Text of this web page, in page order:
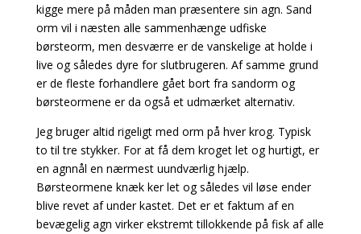
kigge mere på måden man præsentere sin agn. Sand
orm vil i næsten alle sammenhænge udfiske
børsteorm, men desværre er de vanskelige at holde i
live og således dyre for slutbrugeren. Af samme grund
er de fleste forhandlere gået bort fra sandorm og
børsteormene er da også et udmærket alternativ.
Jeg bruger altid rigeligt med orm på hver krog. Typisk
to til tre stykker. For at få dem kroget let og hurtigt, er
en agnnål en nærmest uundværlig hjælp.
Børsteormene knæk ker let og således vil løse ender
blive revet af under kastet. Det er et faktum af en
bevægelig agn virker ekstremt tillokkende på fisk af alle